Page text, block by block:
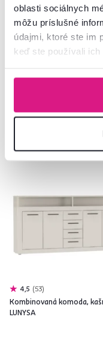
oblasti sociálnych
môžu príslušné
údajmi, ktoré ste im
keď ste používali ich
RUNOL 1D3S
295 €
4,5 53
Kombinovaná komoda,
LUNYSA